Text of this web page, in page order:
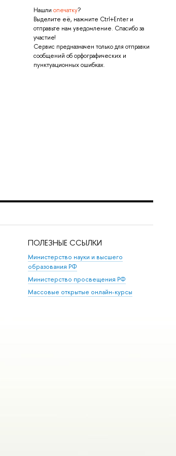
Нашли опечатку?
Выделите её, нажмите Ctrl+Enter и
отправьте нам уведомление. Спасибо за
участие!
Сервис предназначен только для отправки
сообщений об орфографических и
пунктуационных ошибках.
ПОЛЕЗНЫЕ ССЫЛКИ
Министерство науки и высшего
образования РФ
Министерство просвещения РФ
Массовые открытые онлайн-курсы